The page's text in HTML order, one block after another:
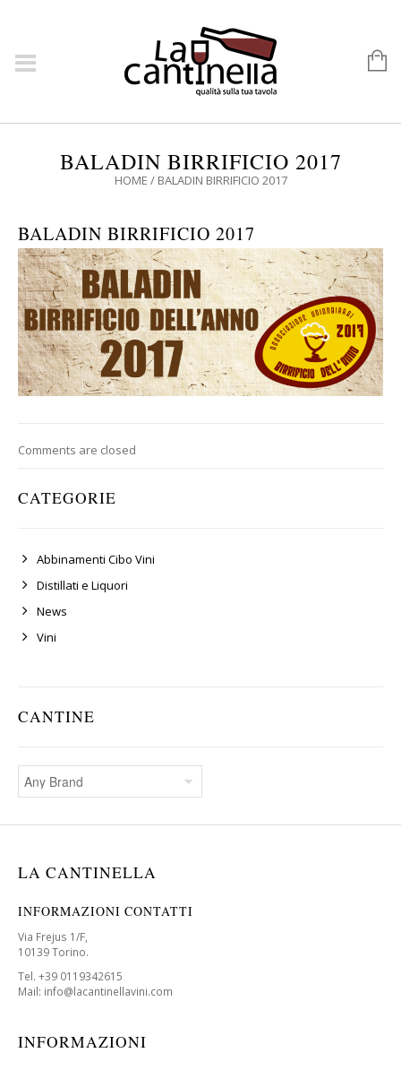
BALADIN BIRRIFICIO 2017
HOME / BALADIN BIRRIFICIO 2017
BALADIN BIRRIFICIO 2017
Comments are closed
CATEGORIE
Abbinamenti Cibo Vini
Distillati e Liquori
News
Vini
CANTINE
LA CANTINELLA
INFORMAZIONI CONTATTI
Via Frejus 1/F,
10139 Torino.
Tel. +39 0119342615
Mail: info@lacantinellavini.com
INFORMAZIONI